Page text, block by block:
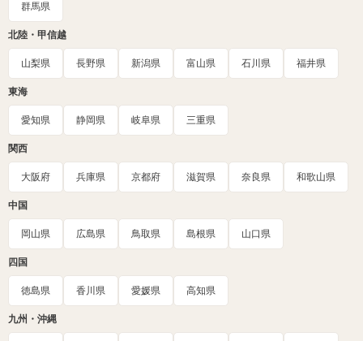
群馬県
北陸・甲信越
山梨県 長野県 新潟県 富山県 石川県 福井県
東海
愛知県 静岡県 岐阜県 三重県
関西
大阪府 兵庫県 京都府 滋賀県 奈良県 和歌山県
中国
岡山県 広島県 鳥取県 島根県 山口県
四国
徳島県 香川県 愛媛県 高知県
九州・沖縄